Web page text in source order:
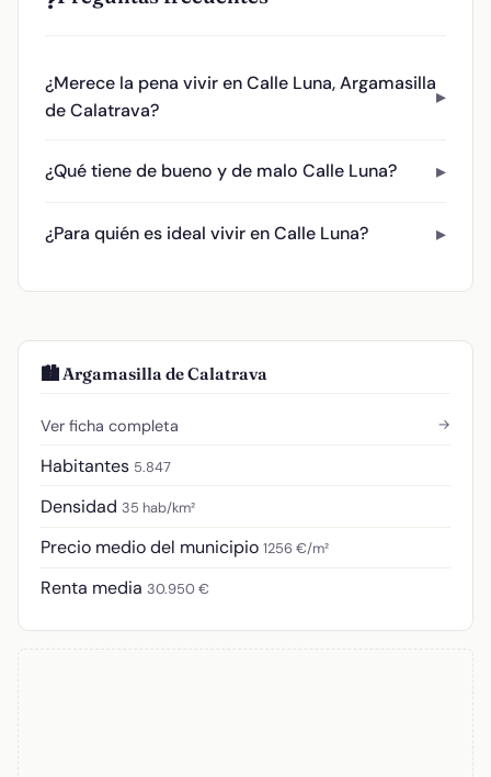
¿Merece la pena vivir en Calle Luna, Argamasilla
de Calatrava?
¿Qué tiene de bueno y de malo Calle Luna?
¿Para quién es ideal vivir en Calle Luna?
🏙️ Argamasilla de Calatrava
Ver ficha completa →
Habitantes 5.847
Densidad 35 hab/km²
Precio medio del municipio 1256 €/m²
Renta media 30.950 €